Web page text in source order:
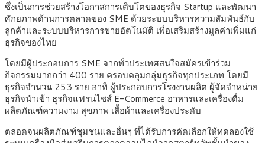
ซึ่งเป็นการช่วยสร้างโอกาสการเติบโตของธุรกิจ Startup และพัฒนา
ศักยภาพด้านการตลาดของ SME ด้วยระบบบริหารความสัมพันธ์กับ
ลูกค้าและระบบบริหารการขายอัตโนมัติ เพื่อเสริมสร้างมูลค่าเพิ่มแก่
ธุรกิจของไทย
โดยมีผู้ประกอบการ SME จากทั่วประเทศสนใจสมัครเข้าร่วม
กิจกรรมมากกว่า 400 ราย ครอบคลุมกลุ่มธุรกิจทุกประเภท โดยมี
ธุรกิจจำนวน 253 ราย อาทิ ผู้ประกอบการโรงงานผลิต ผู้จัดจำหน่าย
ธุรกิจนำเข้า ธุรกิจแฟรนไชส์ E-Commerce อาหารและเครื่องดื่ม
ผลิตภัณฑ์ความงาม สุขภาพ เสื้อผ้าและเครื่องประดับ
ตลอดจนผลิตภัณฑ์ชุมชนและอื่นๆ ที่ได้รับการคัดเลือกให้ทดลองใช้